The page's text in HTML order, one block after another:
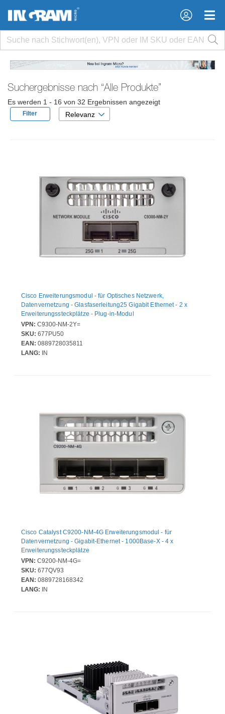
×
×
Suchergebnisse nach “Alle Produkte”
Es werden 1 - 16 von 32 Ergebnissen angezeigt
Filter Relevanz
Cisco Erweiterungsmodul - für Optisches Netzwerk,
Datenvernetzung - Glasfaserleitung25 Gigabit Ethernet - 2 x
Erweiterungssteckplätze - Plug-in-Modul
VPN: C9300-NM-2Y=
SKU: 677PU50
EAN: 0889728035811
LANG: IN
Cisco Catalyst C9200-NM-4G Erweiterungsmodul - für
Datenvernetzung - Gigabit-Ethernet - 1000Base-X - 4 x
Erweiterungssteckplätze
VPN: C9200-NM-4G=
SKU: 677QV93
EAN: 0889728168342
LANG: IN